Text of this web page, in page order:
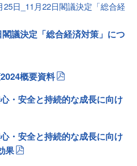
25日_11月22日閣議決定「総合経
議決定「総合経済対策」につ
概要資料
・安全と持続的な成長に向け
・安全と持続的な成長に向け
果